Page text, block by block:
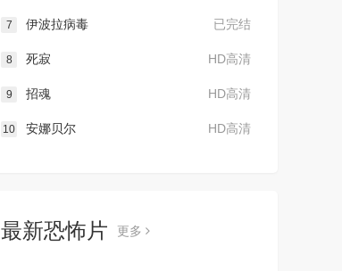
已完结
7 伊波拉病毒
HD高清
8 死寂
HD高清
9 招魂
HD高清
10 安娜贝尔
最新恐怖片 更多